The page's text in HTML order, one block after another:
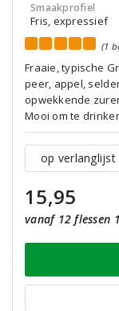
Smaakprofiel
Fris, expressief
(1
Fraaie, typische
peer, appel,
opwekkende
Mooi om te
op verlanglijst
15,95
vanaf 12 flessen